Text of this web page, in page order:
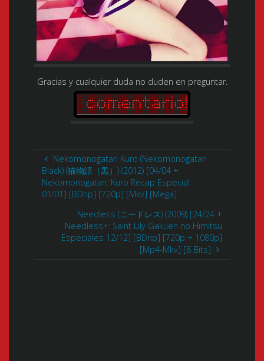
Gracias y cualquier duda no duden en preguntar.
Nekomonogatari Kuro (Nekomonogatari
Black) (猫物語（黒）) (2012) [04/04 +
Nekomonogatari: Kuro Recap Especial
01/01] [BDrip] [720p] [Mkv] [Mega]
Needless (ニードレス) (2009) [24/24 +
Needless+: Saint Lily Gakuen no Himitsu
Especiales 12/12] [BDrip] [720p + 1080p]
[Mp4-Mkv] [8 Bits]